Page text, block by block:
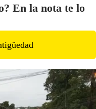
En la nota te lo